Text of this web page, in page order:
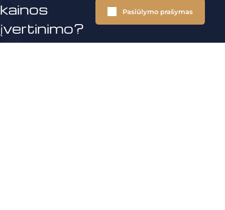
kainos
įvertinimo?
Pasiūlymo prašymas